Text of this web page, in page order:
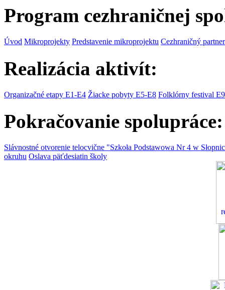
Program cezhraničnej
Úvod Mikroprojekty Predstavenie mikroprojektu Cezhraničný partner
Realizácia aktivít:
Organizačné etapy E1-E4 Žiacke pobyty E5-E8 Folklórny festival E9
Pokračovanie spolupráce:
Slávnostné otvorenie telocvične "Szkoła Podstawowa Nr 4 w
okruhu Oslava päťdesiatin školy